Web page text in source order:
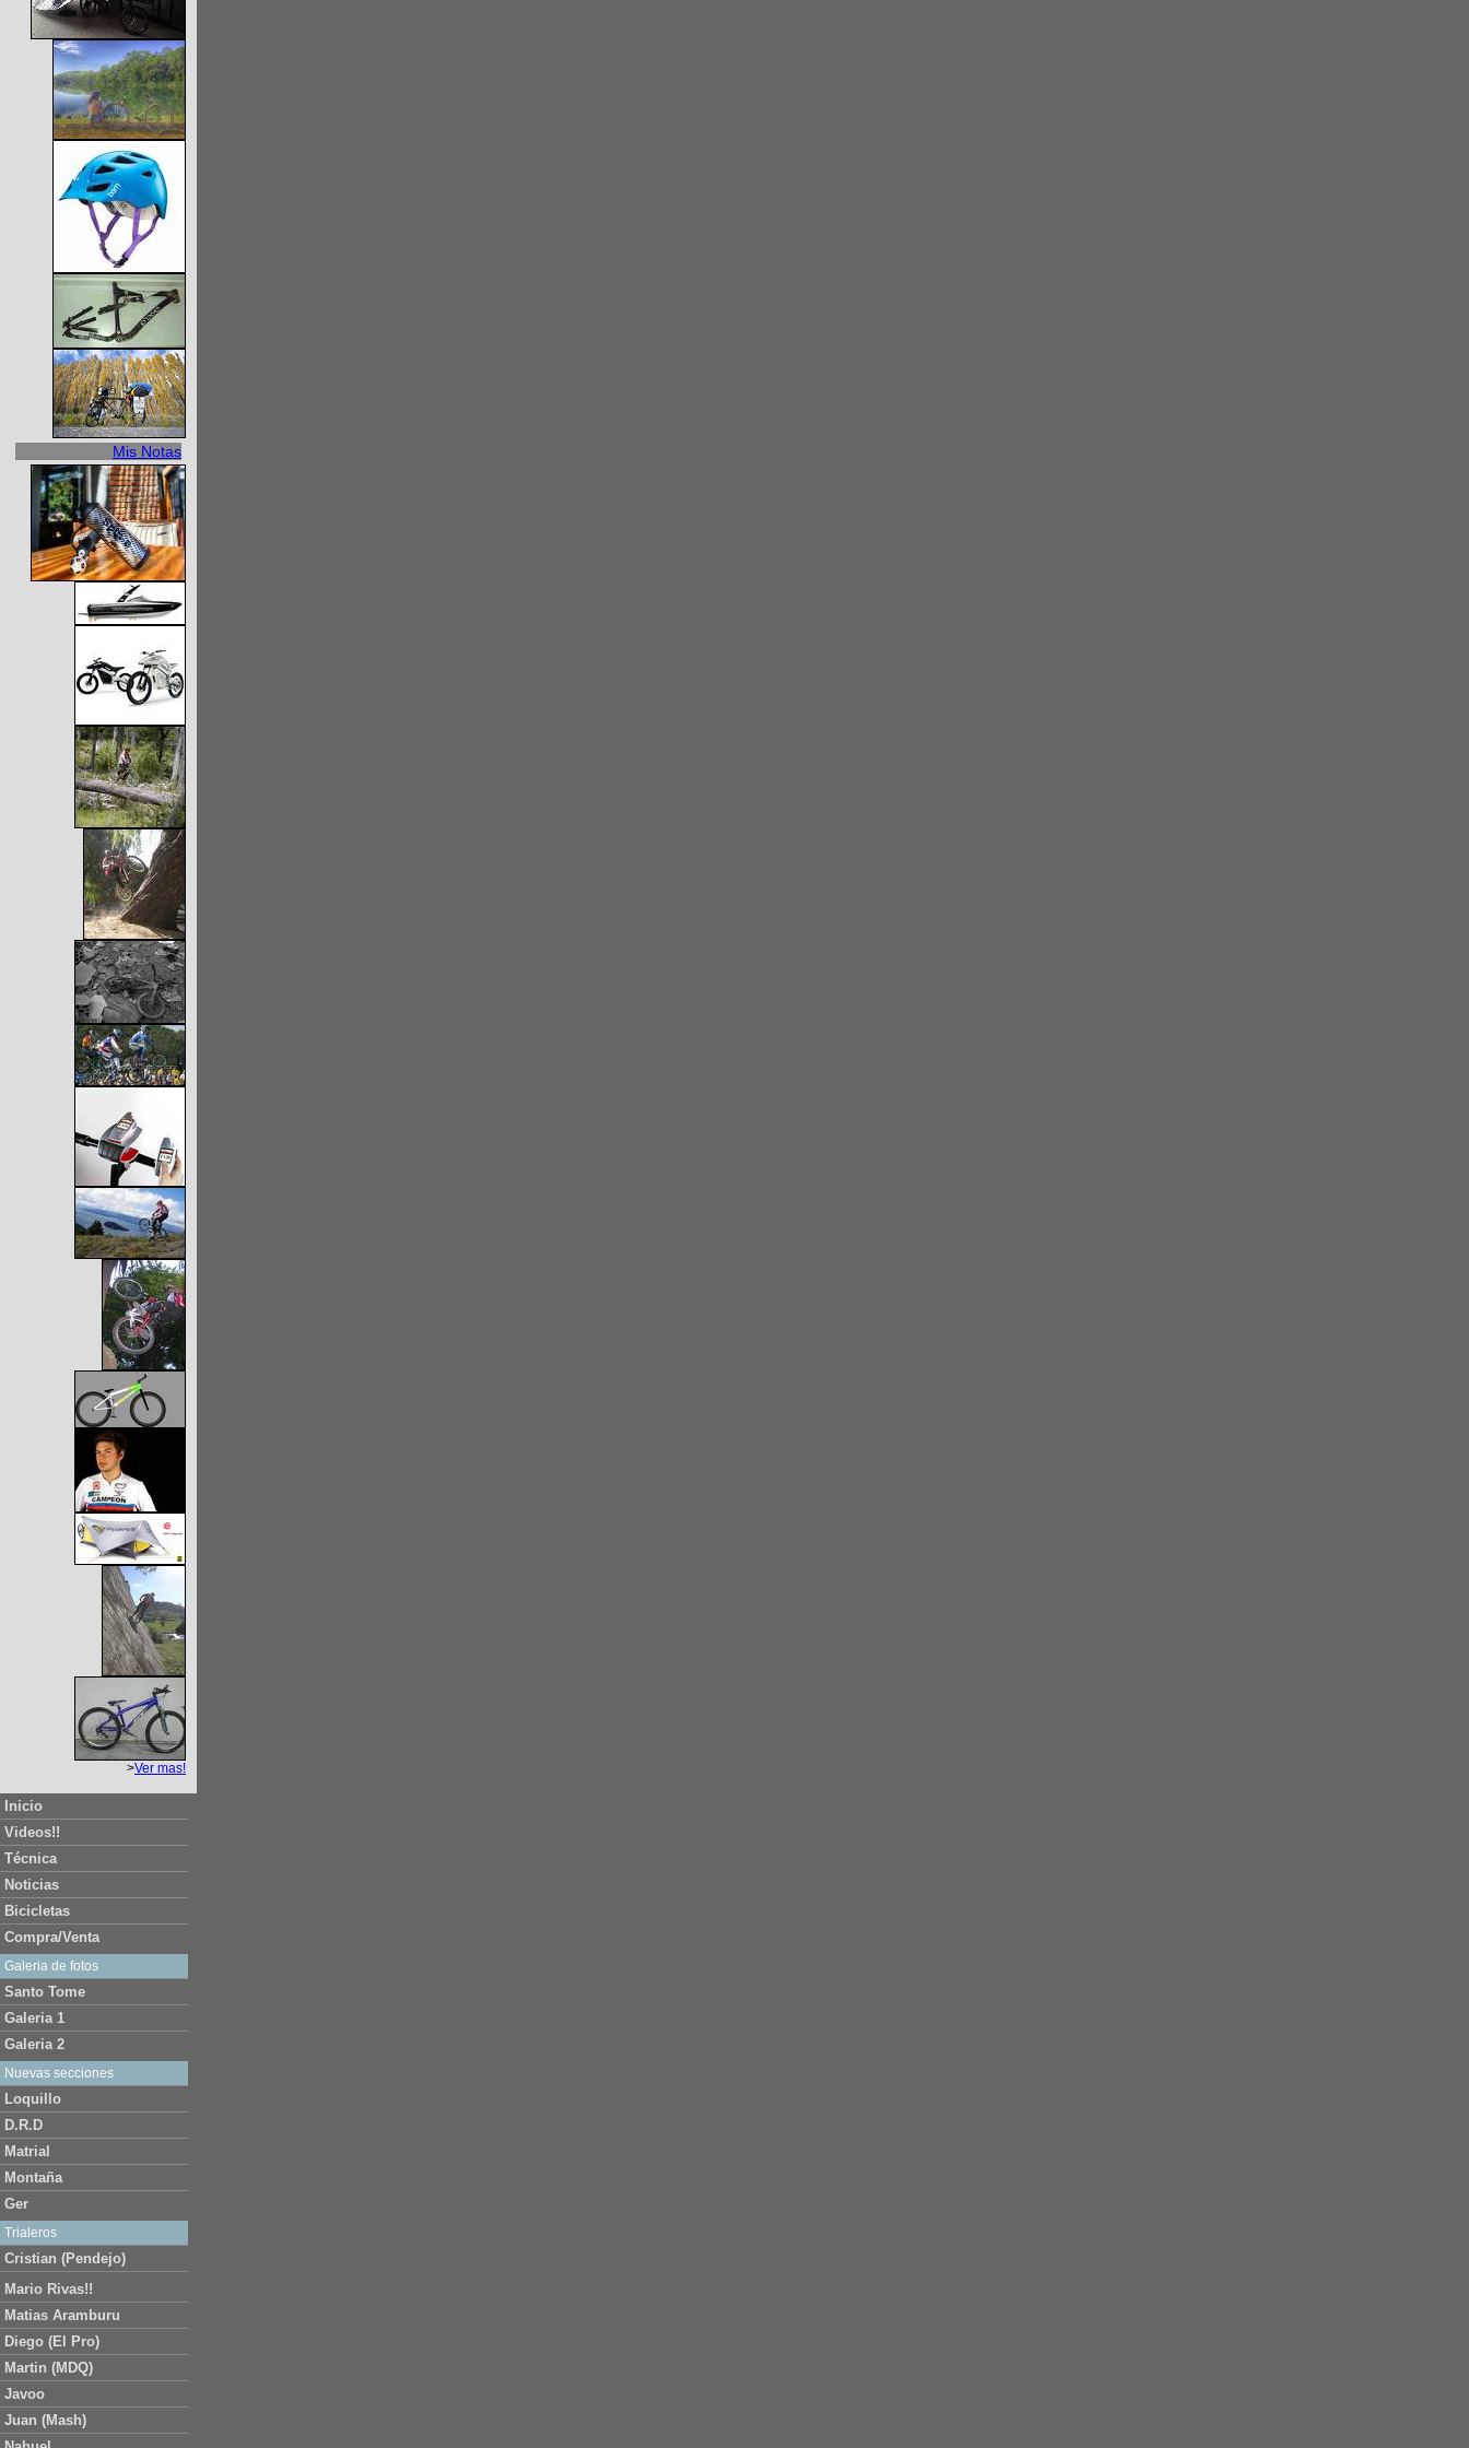
Mis Notas
>Ver mas!
Inicio
Videos!!
Técnica
Noticias
Bicicletas
Compra/Venta
Galeria de fotos
Santo Tome
Galeria 1
Galeria 2
Nuevas secciones
Loquillo
D.R.D
Matrial
Montaña
Ger
Trialeros
Cristian (Pendejo)
Mario Rivas!!
Matias Aramburu
Diego (El Pro)
Martin (MDQ)
Javoo
Juan (Mash)